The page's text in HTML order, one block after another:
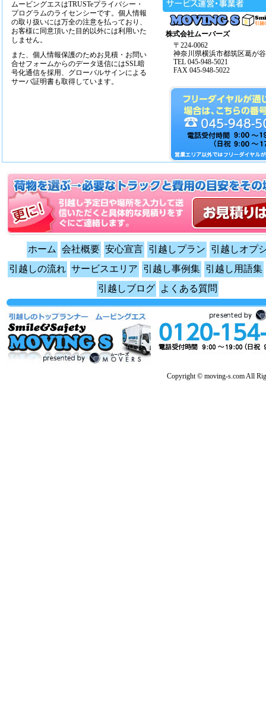
ムービングエスはTRUSTeプライバシー・
プログラムのライセンシーです。個人情報
の取り扱いには万全の注意を払っており、
お客様に同意頂いた目的以外には利用いた
しません。
また、個人情報保護のためお見積・お問い
合せフォームからのデータ送信にはSSL暗
号化通信を採用、グローバルサインによる
サーバ証明書も取得しています。
株式会社ムーバーズ
〒224-0062
神奈川県横浜市都筑区葛が
TEL 045-948-5021
FAX 045-948-5022
ホーム 会社概要 安心宣言 引越しプラン
引越しオプ
引越しの流れ サービスエリア 引越し事例集 引越し用語集
引越しブログ
よくある質問
Copyright © moving-s.com All